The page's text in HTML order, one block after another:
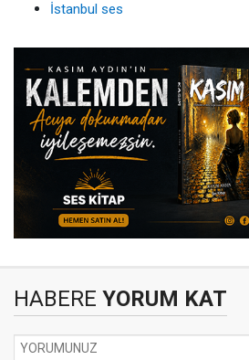
İstanbul ses
HABERE YORUM KAT